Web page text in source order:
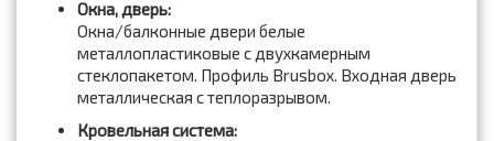
Окна, дверь:
Окна/балконные двери белые
металлопластиковые с двухкамерным
стеклопакетом. Профиль Brusbox. Входная дверь
металлическая с теплоразрывом.
Кровельная система: